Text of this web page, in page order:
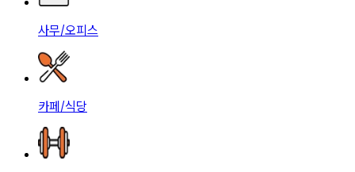
사무/오피스
카페/식당